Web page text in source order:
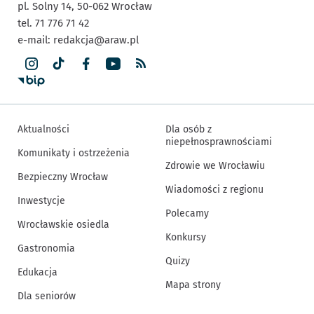
pl. Solny 14, 50-062 Wrocław
tel. 71 776 71 42
e-mail: redakcja@araw.pl
Aktualności
Komunikaty i ostrzeżenia
Bezpieczny Wrocław
Inwestycje
Wrocławskie osiedla
Gastronomia
Edukacja
Dla seniorów
Dla osób z
niepełnosprawnościami
Zdrowie we Wrocławiu
Wiadomości z regionu
Polecamy
Konkursy
Quizy
Mapa strony